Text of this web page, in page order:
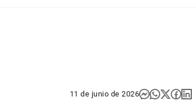
11 de junio de 2026